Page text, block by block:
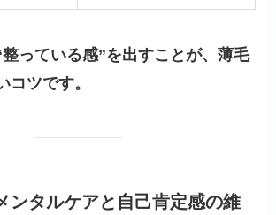
っている感”を出すことが、薄毛
コツです。
タルケアと自己肯定感の維